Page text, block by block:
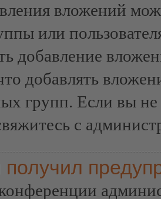
вложений
или
добавление
добавлять
групп. Если вы не
с